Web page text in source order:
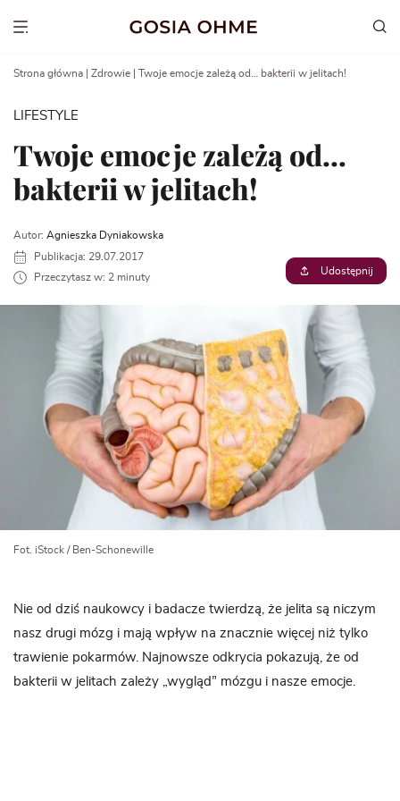
Show menu
Strona główna Zdrowie Twoje emocje zależą od… bakterii w jelitach!
LIFESTYLE
Twoje emocje zależą od…
bakterii w jelitach!
Autor: Agnieszka Dyniakowska
Publikacja: 29.07.2017
Przeczytasz w: 2 minuty
Udostępnij
Fot. iStock / Ben-Schonewille
Nie od dziś naukowcy i badacze twierdzą, że jelita są niczym
nasz drugi mózg i mają wpływ na znacznie więcej niż tylko
trawienie pokarmów. Najnowsze odkrycia pokazują, że od
bakterii w jelitach zależy „wygląd” mózgu i nasze emocje.